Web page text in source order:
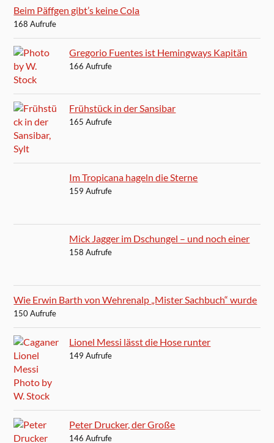
Beim Päffgen gibt’s keine Cola
168 Aufrufe
Gregorio Fuentes ist Hemingways Kapitän
166 Aufrufe
Frühstück in der Sansibar
165 Aufrufe
Im Tropicana hageln die Sterne
Lionel Messi lässt die Hose runter
John Diebold ist Mister Automation